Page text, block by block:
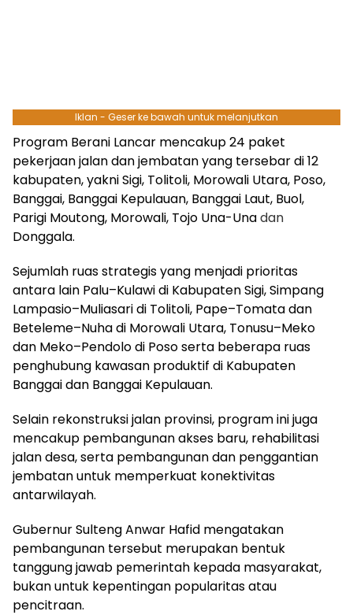
Iklan - Geser ke bawah untuk melanjutkan
Program Berani Lancar mencakup 24 paket
pekerjaan jalan dan jembatan yang tersebar di 12
kabupaten, yakni Sigi, Tolitoli, Morowali Utara, Poso,
Banggai, Banggai Kepulauan, Banggai Laut, Buol,
Parigi Moutong, Morowali, Tojo Una-Unadan
Donggala.
Sejumlah ruas strategis yang menjadi prioritas
antara lain Palu–Kulawi di Kabupaten Sigi, Simpang
Lampasio–Muliasari di Tolitoli, Pape–Tomata dan
Beteleme–Nuha di Morowali Utara, Tonusu–Meko
dan Meko–Pendolo di Poso serta beberapa ruas
penghubung kawasan produktif di Kabupaten
Banggai dan Banggai Kepulauan.
Selain rekonstruksi jalan provinsi, program ini juga
mencakup pembangunan akses baru, rehabilitasi
jalan desa, serta pembangunan dan penggantian
jembatan untuk memperkuat konektivitas
antarwilayah.
Gubernur Sulteng Anwar Hafid mengatakan
pembangunan tersebut merupakan bentuk
tanggung jawab pemerintah kepada masyarakat,
bukan untuk kepentingan popularitas atau
pencitraan.